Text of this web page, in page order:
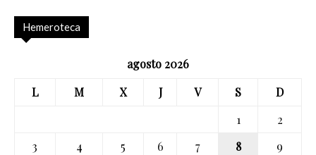
Hemeroteca
agosto 2026
L
M X J V S
D
1
2
3
4 5 6 7 8
9